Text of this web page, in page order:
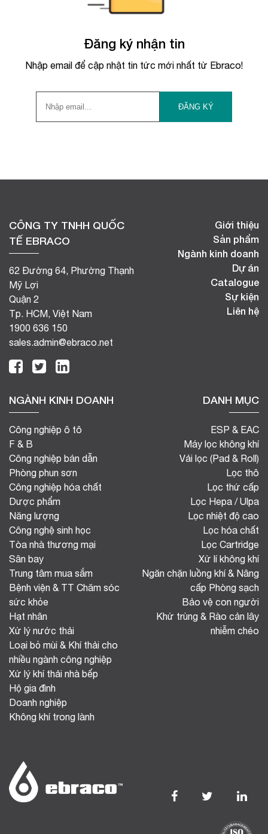
Đăng ký nhận tin
Nhập email để cập nhật tin tức mới nhất từ Ebraco!
CÔNG TY TNHH QUỐC
TẾ EBRACO
62 Đường 64, Phường Thạnh
Mỹ Lợi
Quận 2
Tp. HCM, Việt Nam
1900 636 150
sales.admin@ebraco.net
NGÀNH KINH DOANH
Công nghiệp ô tô
F & B
Công nghiệp bán dẫn
Phòng phun sơn
Công nghiệp hóa chất
Dược phẩm
Năng lượng
Công nghệ sinh học
Tòa nhà thương mại
Sân bay
Trung tâm mua sắm
Bệnh viện & TT Chăm sóc
sức khỏe
Hạt nhân
Xử lý nước thải
Loại bỏ mùi & Khí thải cho
nhiều ngành công nghiệp
Xử lý khí thải nhà bếp
Hộ gia đình
Doanh nghiệp
Không khí trong lành
DANH MỤC
ESP & EAC
Máy lọc không khí
Vải lọc (Pad & Roll)
Lọc thô
Lọc thứ cấp
Lọc Hepa / Ulpa
Lọc nhiệt độ cao
Lọc hóa chất
Lọc Cartridge
Xử lí không khí
Ngăn chặn luồng khí & Nâng
cấp Phòng sạch
Bảo vệ con người
Khử trùng & Rào cản lây
nhiễm chéo
Giới thiệu
Sản phẩm
Ngành kinh doanh
Dự án
Catalogue
Sự kiện
Liên hệ